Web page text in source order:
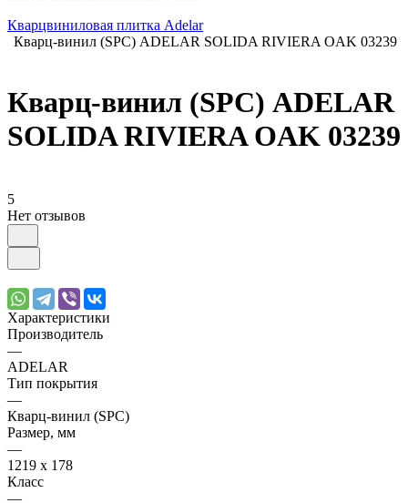
Кварцвиниловая плитка Adelar
Кварц-винил (SPC) ADELAR SOLIDA RIVIERA OAK 03239
Кварц-винил (SPC) ADELAR
SOLIDA RIVIERA OAK 03239
5
Нет отзывов
Характеристики
Производитель
—
ADELAR
Тип покрытия
—
Кварц-винил (SPC)
Размер, мм
—
1219 х 178
Класс
—